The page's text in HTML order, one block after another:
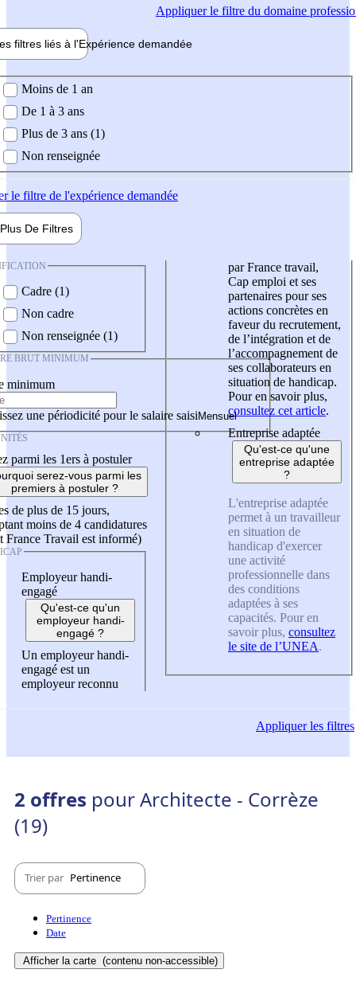
Appliquerle filtre du domaine
filtres liés à l'Expérience demandée
demandée
Moins de 1 an
De 1 à 3 ans
Plus de 3 ans (1)
Non renseignée
le filtre de l'expérience demandée
Plus De Filtres
Cadre (1)
Non cadre
Non renseignée (1)
BRUT MINIMUM
minimum
une périodicité pour le salaire saisi
parmi les 1ers à postuler
serez-vous parmi les
premiers à postuler ?
de plus de 15 jours,
moins de 4 candidatures
France Travail est informé)
Employeur handi-
engagé
Qu'est-ce qu'un
employeur handi-
engagé ?
Un employeur handi-
engagé est un
employeur reconnu
par France travail,
Cap emploi et ses
partenaires pour ses
actions concrètes en
faveur du recrutement,
de l’intégration et de
l’accompagnement de
ses collaborateurs en
situation de handicap.
Pour en savoir plus,
consultez cet article.
Entreprise adaptée
Qu'est-ce qu'une
entreprise adaptée
?
L'entreprise adaptée
permet à un travailleur
en situation de
handicap d'exercer
une activité
professionnelle dans
des conditions
adaptées à ses
capacités. Pour en
savoir plus, consultez
le site de l’UNEA.
Appliquerles filtres
2 offres pour Architecte - Corrèze
(19)
Trier par Pertinence
Pertinence
Date
Afficher la carte (contenu non-accessible)